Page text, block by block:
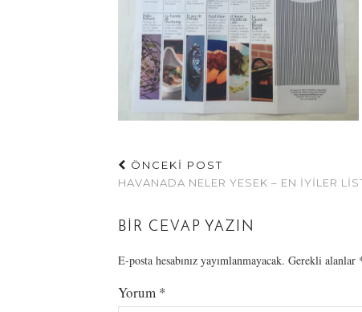
ÖNCEKİ POST
HAVANADA NELER YESEK – EN İYILER
BIR CEVAP YAZIN
E-posta hesabınız yayımlanmayacak. Gerekli alanlar
Yorum *